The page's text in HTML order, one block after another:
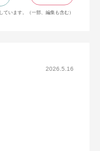
います。（一部、編集も含む）
2026.5.16